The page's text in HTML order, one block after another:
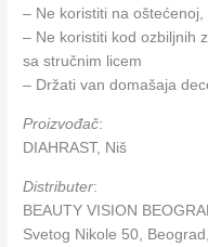
– Ne koristiti na
– Ne koristiti kod ozbiljnih
sa stručnim licem
– Držati van domašaja
Proizvođač:
DIAHRAST, Niš
Distributer:
BEAUTY VISION
Svetog Nikole 50,